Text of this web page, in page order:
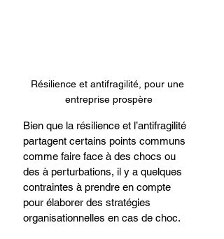
Résilience et antifragilité, pour une
entreprise prospère
Bien que la résilience et l’antifragilité
partagent certains points communs
comme faire face à des chocs ou
des à perturbations, il y a quelques
contraintes à prendre en compte
pour élaborer des stratégies
organisationnelles en cas de choc.